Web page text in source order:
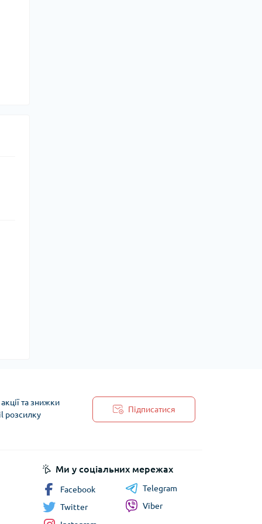
та знижки
розсилку
Підписатися
Ми у соціальних мережах
Facebook
Twitter
Telegram
Viber